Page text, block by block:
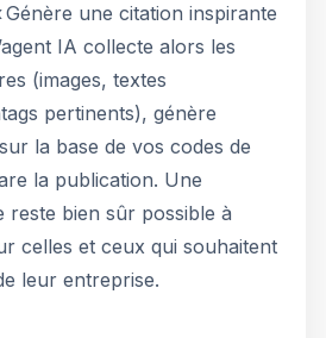
une citation inspirante
IA collecte alors les
(images, textes
pertinents), génère
la base de vos codes de
la publication. Une
reste bien sûr possible à
celles et ceux qui souhaitent
leur entreprise.